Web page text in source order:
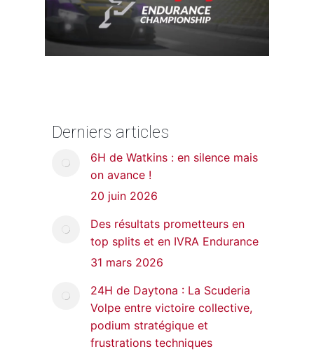
Derniers articles
6H de Watkins : en silence mais
on avance !
20 juin 2026
Des résultats prometteurs en
top splits et en IVRA Endurance
31 mars 2026
24H de Daytona : La Scuderia
Volpe entre victoire collective,
podium stratégique et
frustrations techniques